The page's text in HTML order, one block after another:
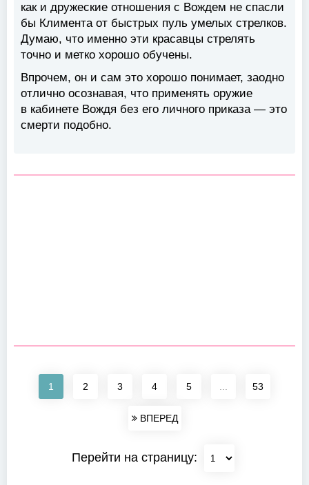
как и дружеские отношения с Вождем не спасли
бы Климента от быстрых пуль умелых стрелков.
Думаю, что именно эти красавцы стрелять
точно и метко хорошо обучены.
Впрочем, он и сам это хорошо понимает, заодно
отлично осознавая, что применять оружие
в кабинете Вождя без его личного приказа — это
смерти подобно.
1 2 3 4 5 53
ВПЕРЕД
Перейти на страницу: